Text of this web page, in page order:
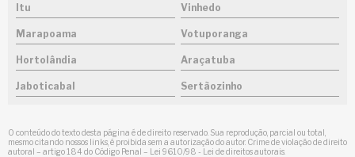
Itu Vinhedo
Marapoama Votuporanga
Hortolândia Araçatuba
Jaboticabal Sertãozinho
O conteúdo do texto desta página é de direito reservado. Sua reprodução, parcial ou total,
mesmo citando nossos links, é proibida sem a autorização do autor. Crime de violação de direito
autoral – artigo 184 do Código Penal – Lei 9610/98 - Lei de direitos autorais